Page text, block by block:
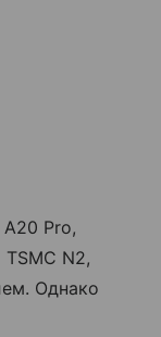
Pro,
N2,
Однако